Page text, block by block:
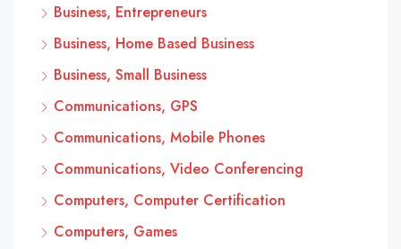
Business, Entrepreneurs
Business, Home Based Business
Business, Small Business
Communications, GPS
Communications, Mobile Phones
Communications, Video Conferencing
Computers, Computer Certification
Computers, Games